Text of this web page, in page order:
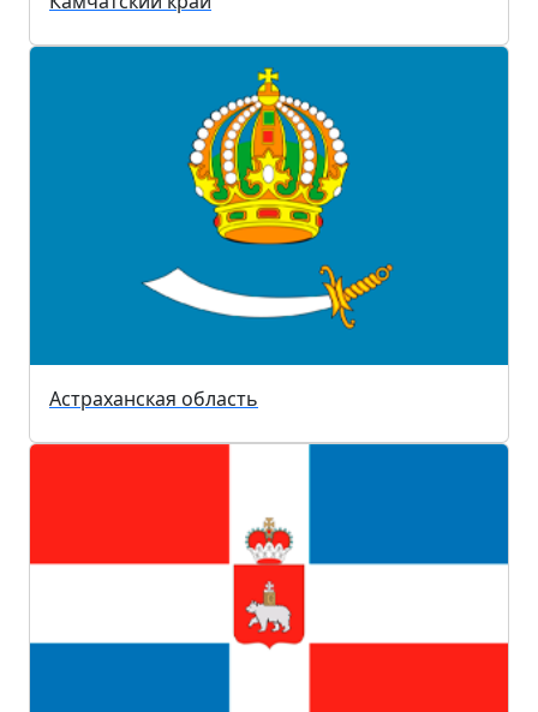
Астраханская область